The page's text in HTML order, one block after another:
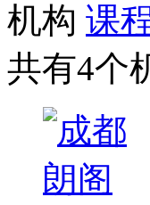
机构 课
共有4个